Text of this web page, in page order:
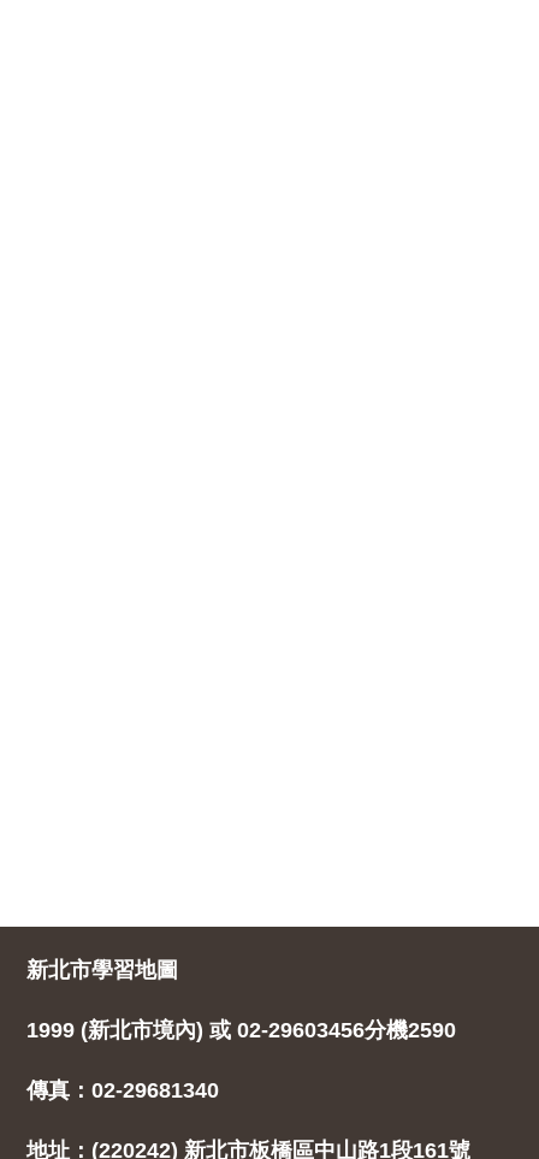
新北市學習地圖
1999 (新北市境內) 或 02-29603456分機2590
傳真：02-29681340
地址：(220242) 新北市板橋區中山路1段161號